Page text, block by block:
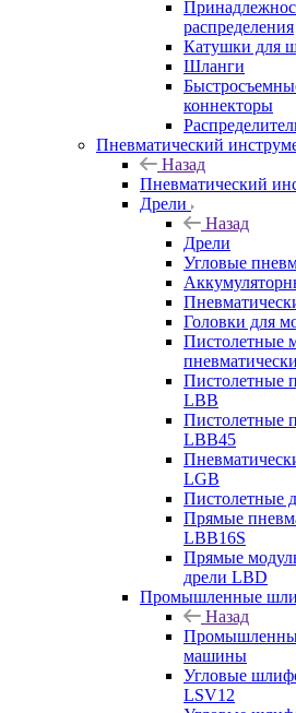
распределения
Катушки для
Шланги
коннекторы
Пневматический
Назад
Пневматический
Дрели
Назад
Дрели
Угловые
Головки для
Пистолетные
Пистолетные
LBB
Пистолетные
LBB45
LGB
Пистолетные
Прямые
LBB16S
Прямые
дрели LBD
Промышленные
Назад
машины
Угловые
LSV12